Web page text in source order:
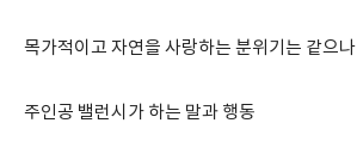
목가적이고 자연을 사랑하는 분위기는 같으나
주인공 밸런시가 하는 말과 행동